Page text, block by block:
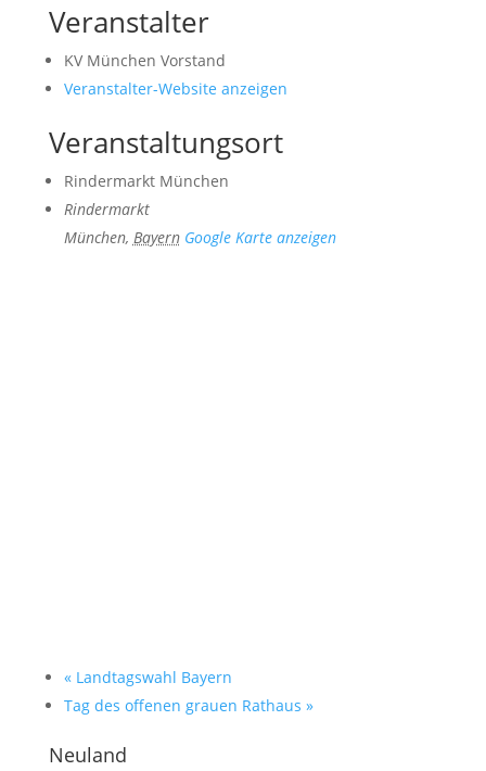
Veranstalter
KV München Vorstand
Veranstalter-Website anzeigen
Veranstaltungsort
Rindermarkt München
Rindermarkt
München, Bayern Google Karte anzeigen
«Landtagswahl Bayern
Tag des offenen grauen Rathaus »
Neuland